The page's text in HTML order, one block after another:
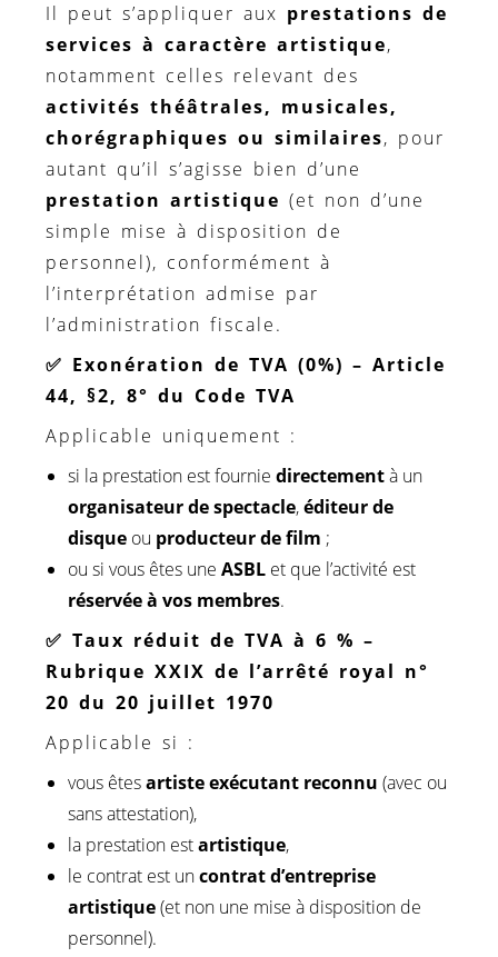
Il peut s’appliquer aux prestations de
services à caractère artistique,
notamment celles relevant des
activités théâtrales, musicales,
chorégraphiques ou similaires, pour
autant qu’il s’agisse bien d’une
prestation artistique (et non d’une
simple mise à disposition de
personnel), conformément à
l’interprétation admise par
l’administration fiscale.
✅ Exonération de TVA (0%) – Article
44, §2, 8° du Code TVA
Applicable uniquement :
si la prestation est fourniedirectementà un
organisateur de spectacle,éditeur de
disque ou producteur de film ;
ou si vous êtes uneASBL et que l’activité est
réservée à vos membres.
✅ Taux réduit de TVA à 6 % –
Rubrique XXIX de l’arrêté royal n°
20 du 20 juillet 1970
Applicable si :
vous êtesartiste exécutant reconnu (avec ou
sans attestation),
la prestation estartistique,
le contrat est uncontrat d’entreprise
artistique(et non une mise à disposition de
personnel).